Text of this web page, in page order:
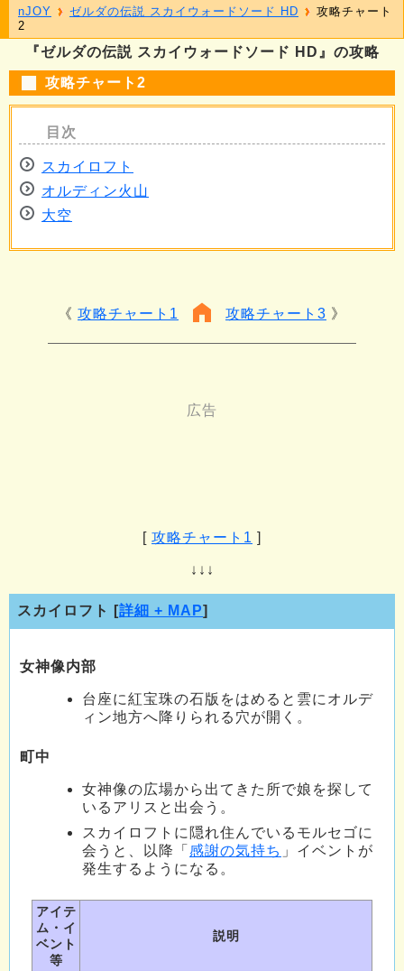
『ゼルダの伝説 スカイウォードソード HD』の攻略
攻略チャート2
スカイロフト
オルディン火山
大空
攻略チャート1 攻略チャート3
[ 攻略チャート1 ]
↓↓↓
スカイロフト [詳細 + MAP]
女神像内部
台座に紅宝珠の石版をはめると雲にオルデ
ィン地方へ降りられる穴が開く。
町中
女神像の広場から出てきた所で娘を探して
いるアリスと出会う。
スカイロフトに隠れ住んでいるモルセゴに
会うと、以降「 感謝の気持ち 」イベントが
発生するようになる。
アイテ
ム・イ
ベント
等
説明
nJOY ゼルダの伝説 スカイウォードソード HD
攻略チャート
2